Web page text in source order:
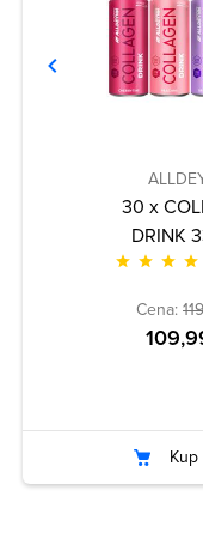
30 x
DRINK
Cena:
Kup